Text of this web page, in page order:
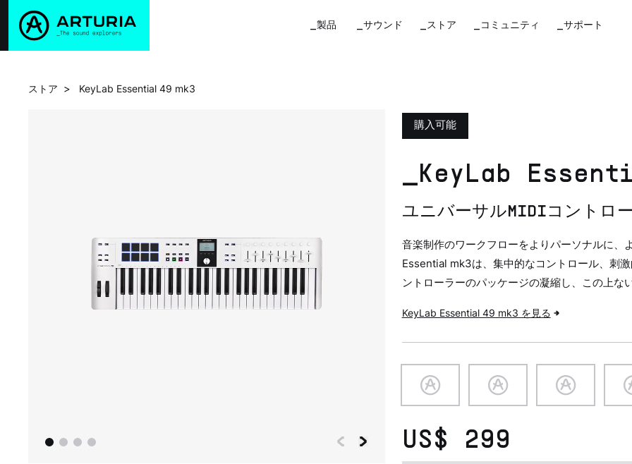
_製品 _サウンド _ストア _コミュニティ _サポート
ストア > KeyLab Essential 49 mk3
購入可能
_KeyLab
ユニバーサルMIDIコントロ
音楽制作のワークフローをよりパーソナルに、
Essential mk3は、集中的なコントロール、刺
ントローラーのパッケージの凝縮し、この上
KeyLab Essential 49 mk3 を見る
US$ 299